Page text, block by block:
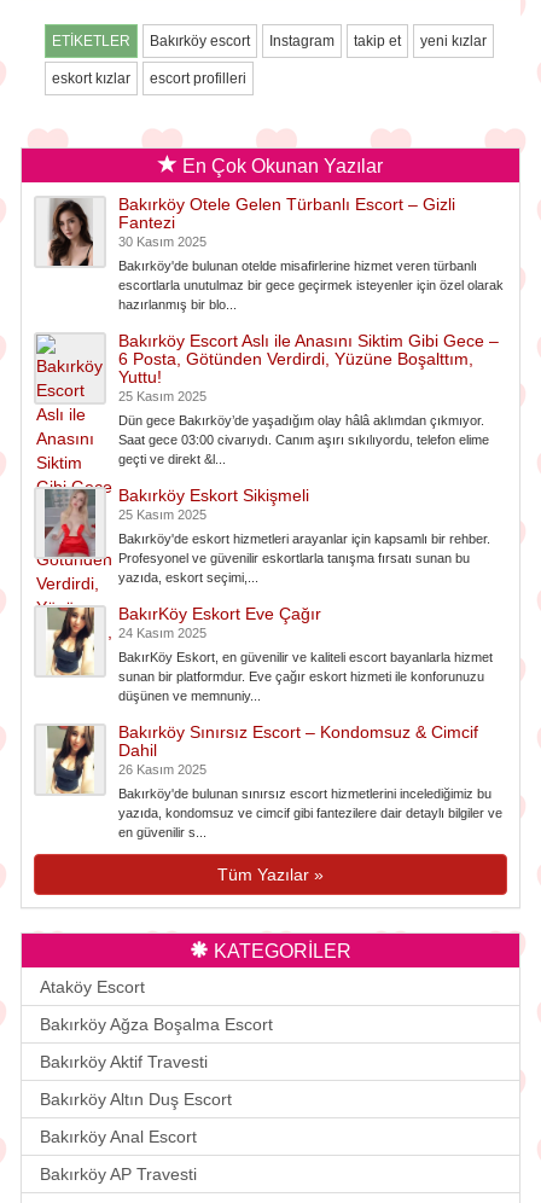
ETİKETLER Bakırköy escort Instagram takip et yeni kızlar
eskort kızlar escort profilleri
En Çok Okunan Yazılar
Bakırköy Otele Gelen Türbanlı Escort – Gizli
Fantezi
30 Kasım 2025
Bakırköy'de bulunan otelde misafirlerine hizmet veren türbanlı
escortlarla unutulmaz bir gece geçirmek isteyenler için özel olarak
hazırlanmış bir blo...
Bakırköy Escort Aslı ile Anasını Siktim Gibi Gece –
6 Posta, Götünden Verdirdi, Yüzüne Boşalttım,
Yuttu!
25 Kasım 2025
Dün gece Bakırköy’de yaşadığım olay hâlâ aklımdan çıkmıyor.
Saat gece 03:00 civarıydı. Canım aşırı sıkılıyordu, telefon elime
geçti ve direkt &l...
Bakırköy Eskort Sikişmeli
25 Kasım 2025
Bakırköy'de eskort hizmetleri arayanlar için kapsamlı bir rehber.
Profesyonel ve güvenilir eskortlarla tanışma fırsatı sunan bu
yazıda, eskort seçimi,...
BakırKöy Eskort Eve Çağır
24 Kasım 2025
BakırKöy Eskort, en güvenilir ve kaliteli escort bayanlarla hizmet
sunan bir platformdur. Eve çağır eskort hizmeti ile konforunuzu
düşünen ve memnuniy...
Bakırköy Sınırsız Escort – Kondomsuz & Cimcif
Dahil
26 Kasım 2025
Bakırköy'de bulunan sınırsız escort hizmetlerini incelediğimiz bu
yazıda, kondomsuz ve cimcif gibi fantezilere dair detaylı bilgiler ve
en güvenilir s...
Tüm Yazılar »
KATEGORİLER
Ataköy Escort
Bakırköy Ağza Boşalma Escort
Bakırköy Aktif Travesti
Bakırköy Altın Duş Escort
Bakırköy Anal Escort
Bakırköy AP Travesti